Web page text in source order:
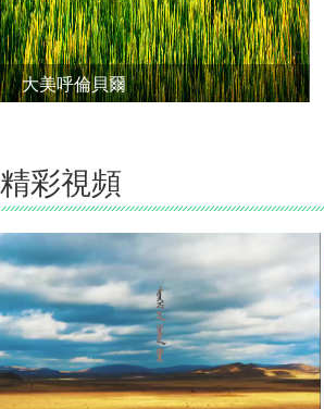
大美呼倫貝爾
精彩視頻